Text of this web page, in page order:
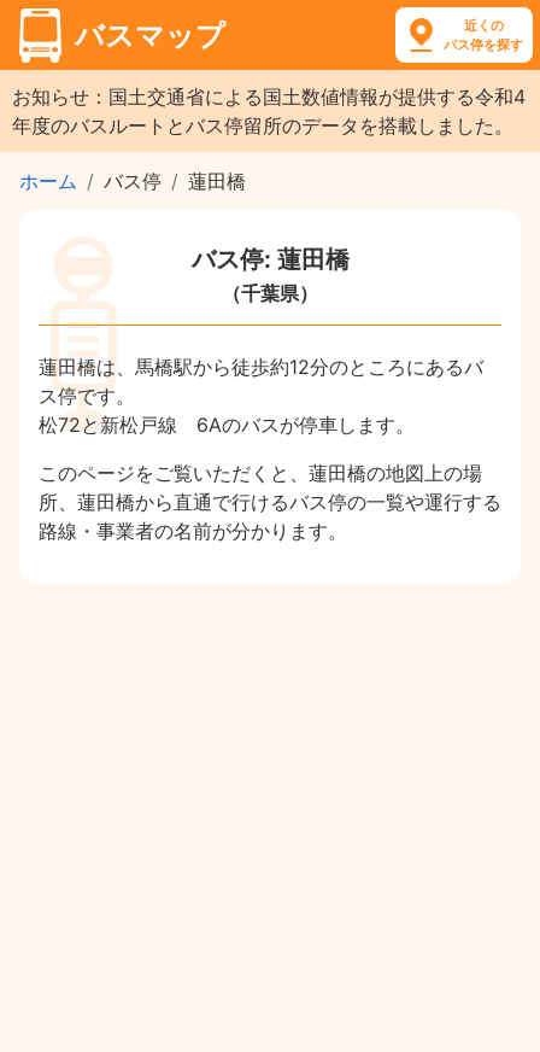
バスマップ
近くの
バス停を探す
お知らせ：国土交通省による国土数値情報が提供する令和4
年度のバスルートとバス停留所のデータを搭載しました。
ホーム バス停 蓮田橋
バス停: 蓮田橋
（千葉県）
蓮田橋は、馬橋駅から徒歩約12分のところにあるバ
ス停です。
松72と新松戸線 6Aのバスが停車します。
このページをご覧いただくと、蓮田橋の地図上の場
所、蓮田橋から直通で行けるバス停の一覧や運行する
路線・事業者の名前が分かります。